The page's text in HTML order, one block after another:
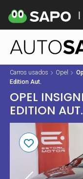
Carros usados Opel
Edition Aut.
OPEL
EDITION AUT.